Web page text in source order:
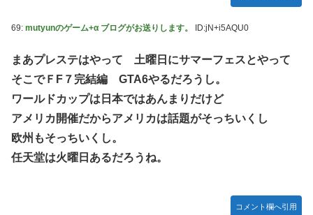
69: mutyunのゲーム+α ブログがお送りします。 ID:jN+i5AQU0
まあプレステはやって 土曜日にサマーフェスとやって
そこでＦF７完結編 GTA6やるだろうし。
ワールドカップは日本ではあんまりだけど
アメリカ開催だからアメリカは話題がそっちいくし
欧州もそっちいくし。
任天堂は火曜日あるだろうね。
コメント欄へ引用